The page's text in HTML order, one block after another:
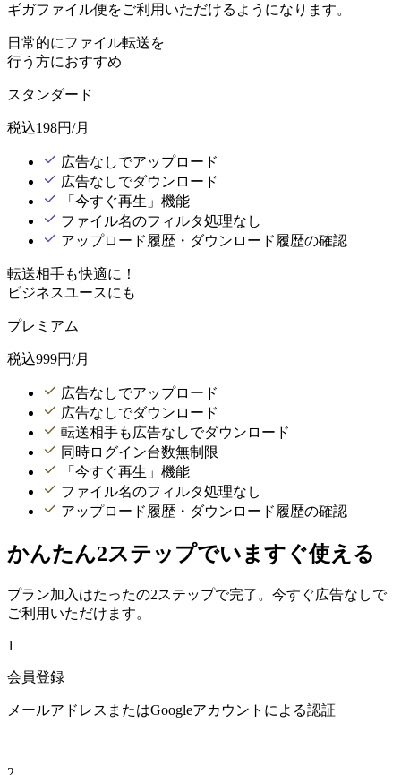
ギガファイル便をご利用いただけるようになります。
日常的にファイル転送を
行う方におすすめ
スタンダード
税込198円/月
広告なしでアップロード
広告なしでダウンロード
「今すぐ再生」機能
ファイル名のフィルタ処理なし
アップロード履歴・ダウンロード履歴の確認
転送相手も快適に！
ビジネスユースにも
プレミアム
税込999円/月
広告なしでアップロード
広告なしでダウンロード
転送相手も広告なしでダウンロード
同時ログイン台数無制限
「今すぐ再生」機能
ファイル名のフィルタ処理なし
アップロード履歴・ダウンロード履歴の確認
かんたん2ステップでいますぐ使える
プラン加入はたったの2ステップで完了。今すぐ広告なしで
ご利用いただけます。
1
会員登録
メールアドレスまたはGoogleアカウントによる認証